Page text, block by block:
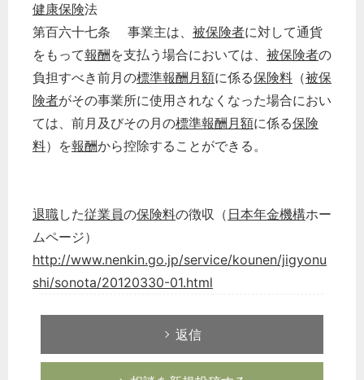
健康保険法
第百六十七条 事業主は、 被保険者に対して通貨
をもって報酬を支払う場合においては、 被保険者の
負担すべき前月の標準報酬月額に係る保険料 （被保
険者がその事業所に使用されなくなった場合におい
ては、前月及びその月の標準報酬月額に係る保険
料）を報酬から控除することができる。
退職した従業員の保険料の徴収（ 日本年金機構ホー
ムページ）
http://www.nenkin.go.jp/service/kounen/jigyonu
shi/sonota/20120330-01.html
返信